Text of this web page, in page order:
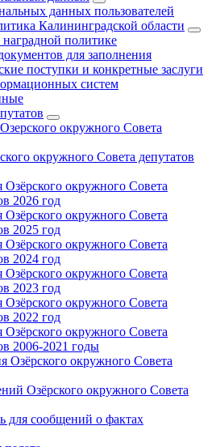
данных пользователей
Калининградской области
политике
для заполнения
поступки и конкретные заслуги
систем
окружного Совета
окружного Совета депутатов
Озёрского окружного Совета
2026 год
Озёрского окружного Совета
2025 год
Озёрского окружного Совета
2024 год
Озёрского окружного Совета
2023 год
Озёрского окружного Совета
2022 год
Озёрского окружного Совета
2006-2021 годы
Озёрского окружного Совета
Озёрского окружного Совета
для сообщений о фактах